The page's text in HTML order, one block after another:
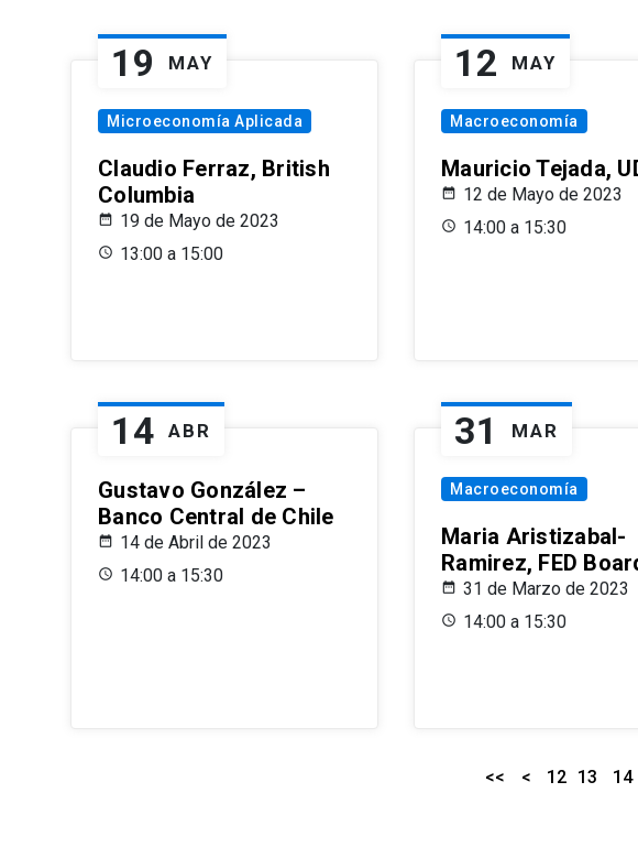
19 MAY
Microeconomía Aplicada
Claudio Ferraz, British
Columbia
19 de Mayo de 2023
13:00 a 15:00
12 MAY
Macroeconomía
Mauricio Tejada,
12 de Mayo de 2023
14:00 a 15:30
14 ABR
Gustavo González –
Banco Central de Chile
14 de Abril de 2023
14:00 a 15:30
31 MAR
Macroeconomía
Maria Aristizabal-
Ramirez, FED
31 de Marzo de 2023
14:00 a 15:30
<< < 12 13 14